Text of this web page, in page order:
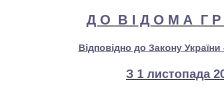
Д О В І Д О М А Г
Відповідно до Закону України
З 1 листопада